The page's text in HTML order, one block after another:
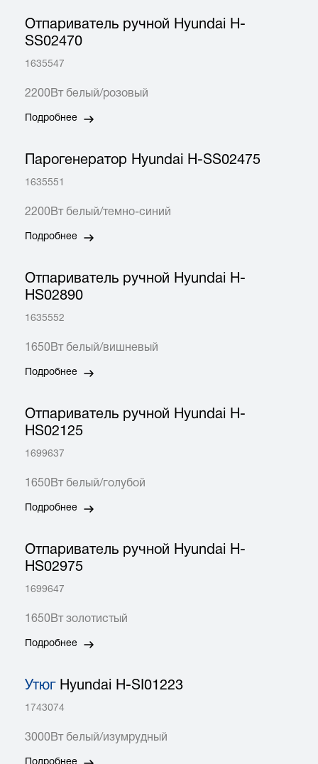
Отпариватель ручной Hyundai H-
SS02470
1635547
2200Вт белый/розовый
Подробнее
Парогенератор Hyundai H-SS02475
1635551
2200Вт белый/темно-синий
Подробнее
Отпариватель ручной Hyundai H-
HS02890
1635552
1650Вт белый/вишневый
Подробнее
Отпариватель ручной Hyundai H-
HS02125
1699637
1650Вт белый/голубой
Подробнее
Отпариватель ручной Hyundai H-
HS02975
1699647
1650Вт золотистый
Подробнее
УтюгHyundai H-SI01223
1743074
3000Вт белый/изумрудный